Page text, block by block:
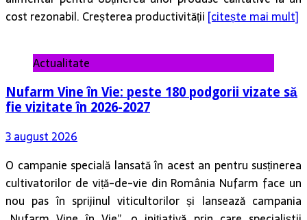
cost rezonabil. Creșterea productivității [citește mai mult]
Actualitate
Nufarm Vine în Vie: peste 180 podgorii vizate să
fie vizitate în 2026-2027
3 august 2026
O campanie specială lansată în acest an pentru susținerea
cultivatorilor de viță-de-vie din România Nufarm face un
nou pas în sprijinul viticultorilor și lansează campania